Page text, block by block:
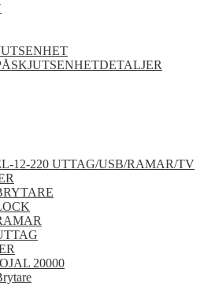
12-220 UTTAG/USB/RAMAR/TV
20000